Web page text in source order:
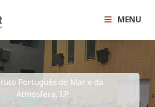
MENU
Português do Mar e da
Atmosfera, I.P.